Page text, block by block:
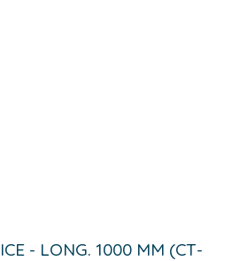
- LONG. 1000 MM (CT-